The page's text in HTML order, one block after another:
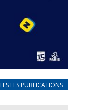
LES PUBLICATIONS